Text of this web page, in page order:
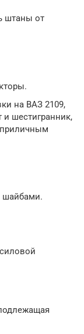
штаны от
на ВАЗ 2109,
и шестигранник,
шайбами.